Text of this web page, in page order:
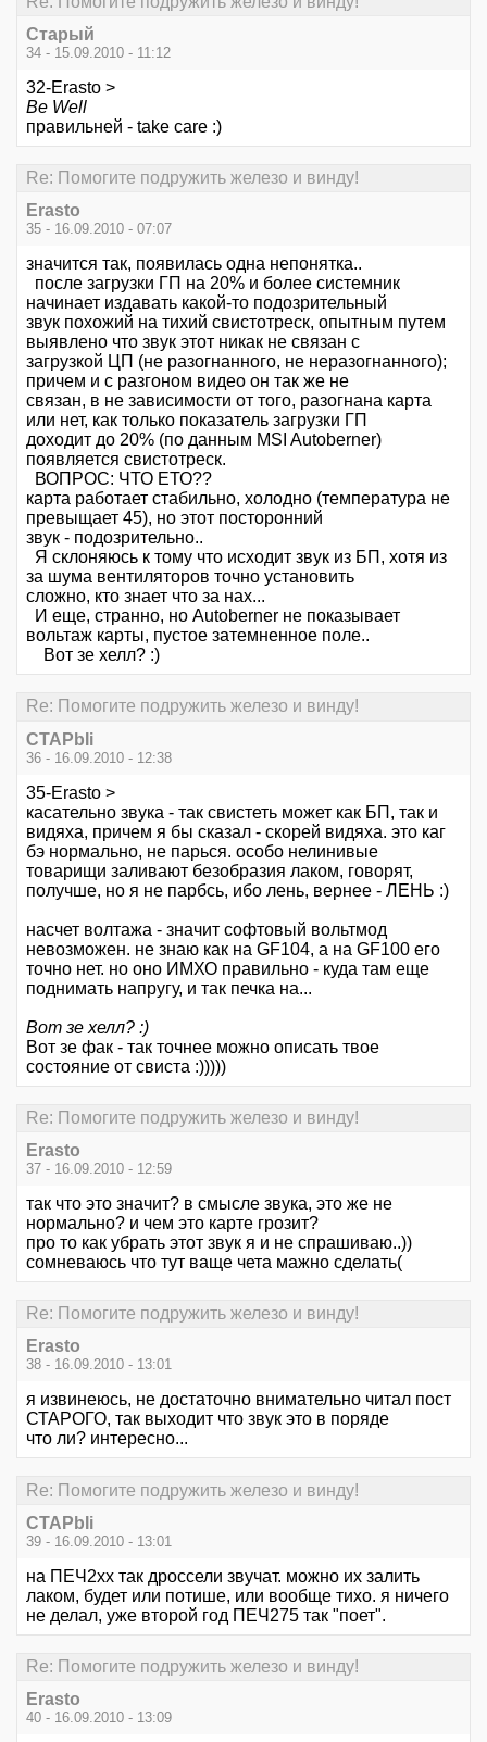
Старый
34 - 15.09.2010 - 11:12
32-Erasto >
Be Well
правильней - take care :)
Re: Помогите подружить железо и винду!
Erasto
35 - 16.09.2010 - 07:07
значится так, появилась одна непонятка..
после загрузки ГП на 20% и более системник
начинает издавать какой-то подозрительный
звук похожий на тихий свистотреск, опытным путем
выявлено что звук этот никак не связан с
загрузкой ЦП (не разогнанного, не неразогнанного);
причем и с разгоном видео он так же не
связан, в не зависимости от того, разогнана карта
или нет, как только показатель загрузки ГП
доходит до 20% (по данным MSI Autoberner)
появляется свистотреск.
ВОПРОС: ЧТО ЕТО??
карта работает стабильно, холодно (температура не
превыщает 45), но этот посторонний
звук - подозрительно..
Я склоняюсь к тому что исходит звук из БП, хотя из
за шума вентиляторов точно установить
сложно, кто знает что за нах...
И еще, странно, но Autoberner не показывает
вольтаж карты, пустое затемненное поле..
Вот зе хелл? :)
Re: Помогите подружить железо и винду!
CTAPbIi
36 - 16.09.2010 - 12:38
35-Erasto >
касательно звука - так свистеть может как БП, так и
видяха, причем я бы сказал - скорей видяха. это каг
бэ нормально, не парься. особо нелинивые
товарищи заливают безобразия лаком, говорят,
получше, но я не парбсь, ибо лень, вернее - ЛЕНЬ :)
насчет волтажа - значит софтовый вольтмод
невозможен. не знаю как на GF104, а на GF100 его
точно нет. но оно ИМХО правильно - куда там еще
поднимать напругу, и так печка на...
Вот зе хелл? :)
Вот зе фак - так точнее можно описать твое
состояние от свиста :)))))
Re: Помогите подружить железо и винду!
Erasto
37 - 16.09.2010 - 12:59
так что это значит? в смысле звука, это же не
нормально? и чем это карте грозит?
про то как убрать этот звук я и не спрашиваю..))
сомневаюсь что тут ваще чета мажно сделать(
Re: Помогите подружить железо и винду!
Erasto
38 - 16.09.2010 - 13:01
я извинеюсь, не достаточно внимательно читал пост
СТАРОГО, так выходит что звук это в поряде
что ли? интересно...
Re: Помогите подружить железо и винду!
CTAPbIi
39 - 16.09.2010 - 13:01
на ПЕЧ2хх так дроссели звучат. можно их залить
лаком, будет или потише, или вообще тихо. я ничего
не делал, уже второй год ПЕЧ275 так "поет".
Re: Помогите подружить железо и винду!
Erasto
40 - 16.09.2010 - 13:09